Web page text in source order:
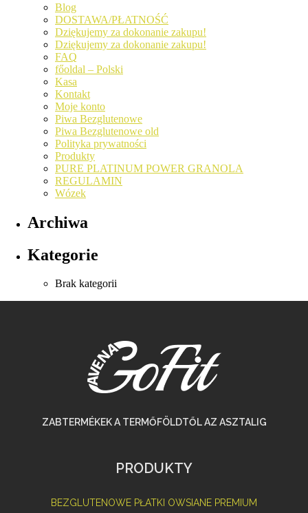
Blog
DOSTAWA/PŁATNOŚĆ
Dziękujemy za dokonanie zakupu!
Dziękujemy za dokonanie zakupu!
FAQ
főoldal – Polski
Kasa
Kontakt
Moje konto
Piwa Bezglutenowe
Piwa Bezglutenowe old
Polityka prywatności
Produkty
PURE PLATINUM POWER GRANOLA
REGULAMIN
Wózek
Archiwa
Kategorie
Brak kategorii
ZABTERMÉKEK A TERMŐFÖLDTŐL AZ ASZTALIG
PRODUKTY
BEZGLUTENOWE PŁATKI OWSIANE PREMIUM